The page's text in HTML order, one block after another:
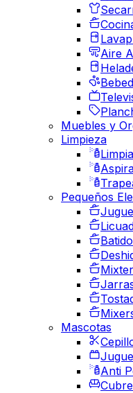
Aire
Muebles y
Limpieza
Pequeños
Mascotas
Anti